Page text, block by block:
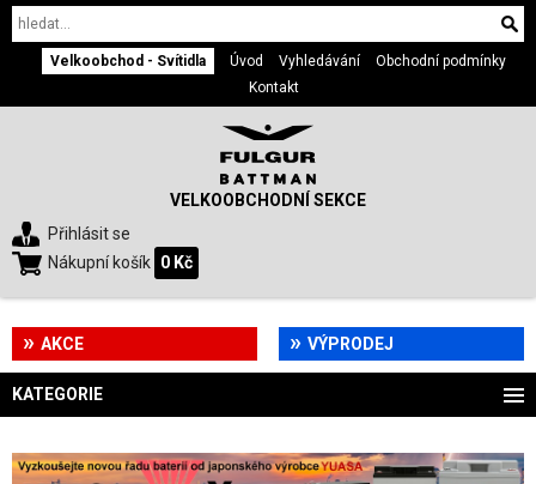
Velkoobchod - Svítidla Úvod Vyhledávání
Obchodní podmínky
Kontakt
VELKOOBCHODNÍ SEKCE
Přihlásit se
Nákupní košík 0 Kč
AKCE VÝPRODEJ
KATEGORIE